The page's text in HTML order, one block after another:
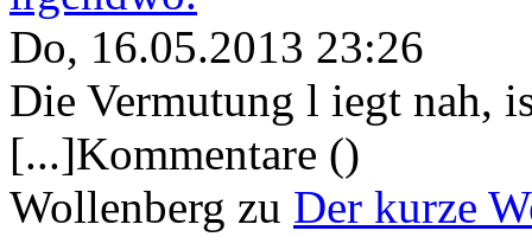
Do, 16.05.2013 23:26
Die Vermutung l iegt nah,
[...]Kommentare ()
Wollenberg zu Der kurze